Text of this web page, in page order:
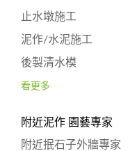
止水墩施工
泥作/水泥施工
後製清水模
看更多
附近泥作 園藝專家
附近抿石子外牆專家